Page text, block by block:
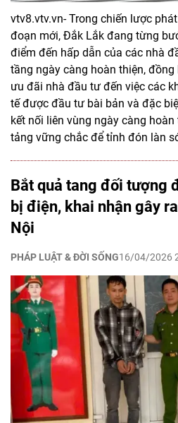
vtv8.vtv.vn- Trong chiến lược
đoạn mới, Đắk Lắk đang từng
điểm đến hấp dẫn của các nhà
tầng ngày càng hoàn thiện,
ưu đãi nhà đầu tư đến việc các
tế được đầu tư bài bản và đặc
kết nối liên vùng ngày càng
tảng vững chắc để tỉnh đón làn
Bắt quả tang đối tượng
bị điện, khai nhận gây
Nội
PHÁP LUẬT & ĐỜI SỐNG16/04/2026